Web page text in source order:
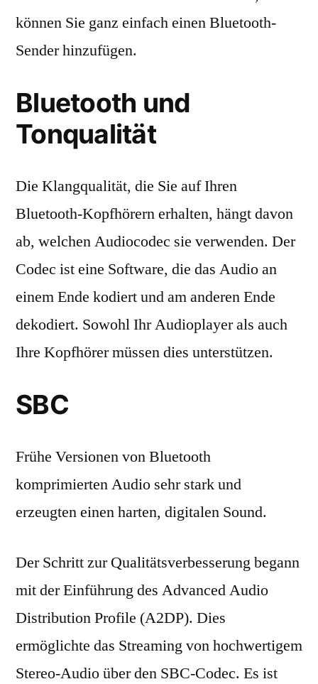
können Sie ganz einfach einen Bluetooth-
Sender hinzufügen.
Bluetooth und
Tonqualität
Die Klangqualität, die Sie auf Ihren
Bluetooth-Kopfhörern erhalten, hängt davon
ab, welchen Audiocodec sie verwenden. Der
Codec ist eine Software, die das Audio an
einem Ende kodiert und am anderen Ende
dekodiert. Sowohl Ihr Audioplayer als auch
Ihre Kopfhörer müssen dies unterstützen.
SBC
Frühe Versionen von Bluetooth
komprimierten Audio sehr stark und
erzeugten einen harten, digitalen Sound.
Der Schritt zur Qualitätsverbesserung begann
mit der Einführung des Advanced Audio
Distribution Profile (A2DP). Dies
ermöglichte das Streaming von hochwertigem
Stereo-Audio über den SBC-Codec. Es ist